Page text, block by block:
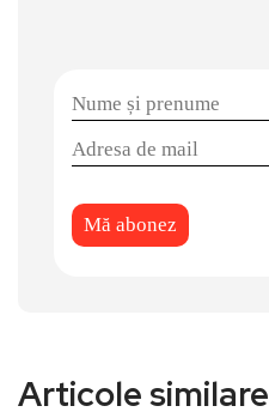
Articole similare